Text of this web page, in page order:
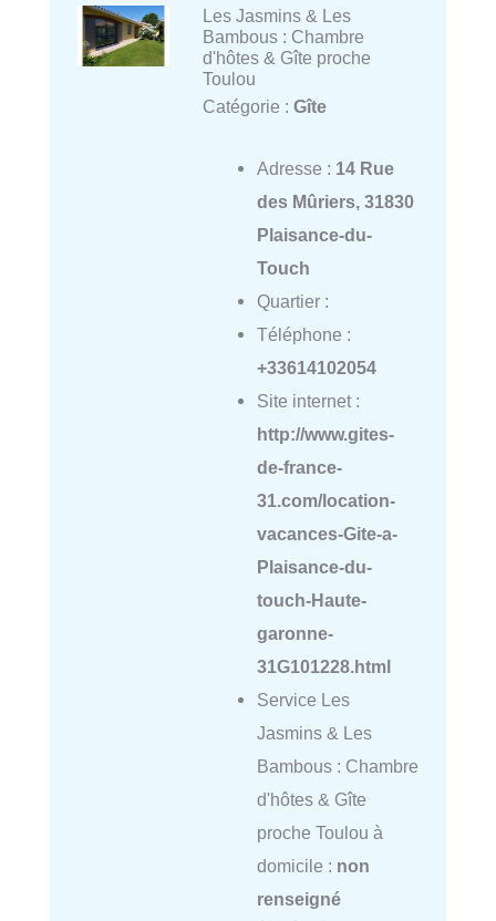
Les Jasmins & Les
Bambous : Chambre
d'hôtes & Gîte proche
Toulou
Catégorie : Gîte
Adresse : 14 Rue
des Mûriers, 31830
Plaisance-du-
Touch
Quartier :
Téléphone :
+33614102054
Site internet :
http://www.gites-
de-france-
31.com/location-
vacances-Gite-a-
Plaisance-du-
touch-Haute-
garonne-
31G101228.html
Service Les
Jasmins & Les
Bambous : Chambre
d'hôtes & Gîte
proche Toulou à
domicile : non
renseigné